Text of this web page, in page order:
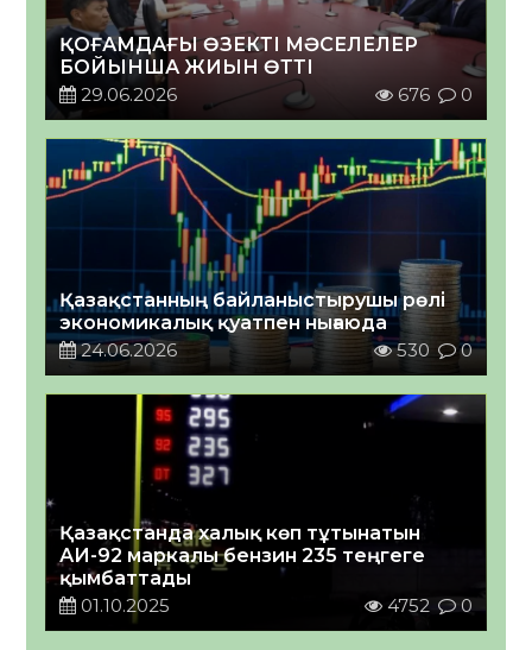
ҚОҒАМДАҒЫ ӨЗЕКТІ МӘСЕЛЕЛЕР
БОЙЫНША ЖИЫН ӨТТІ
29.06.2026
676 0
Қазақстанның байланыстырушы рөлі
экономикалық қуатпен нығаюда
24.06.2026
530 0
Қазақстанда халық көп тұтынатын
АИ-92 маркалы бензин 235 теңгеге
қымбаттады
01.10.2025
4752 0